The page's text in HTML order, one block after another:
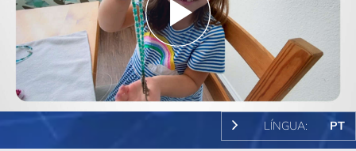
Play
Video
LÍNGUA: PT